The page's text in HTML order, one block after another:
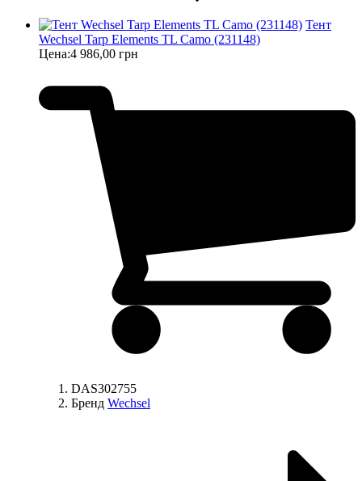
Тент
Wechsel Tarp Elements TL Camo (231148)
Цена:4 986,00 грн
DAS302755
Бренд Wechsel